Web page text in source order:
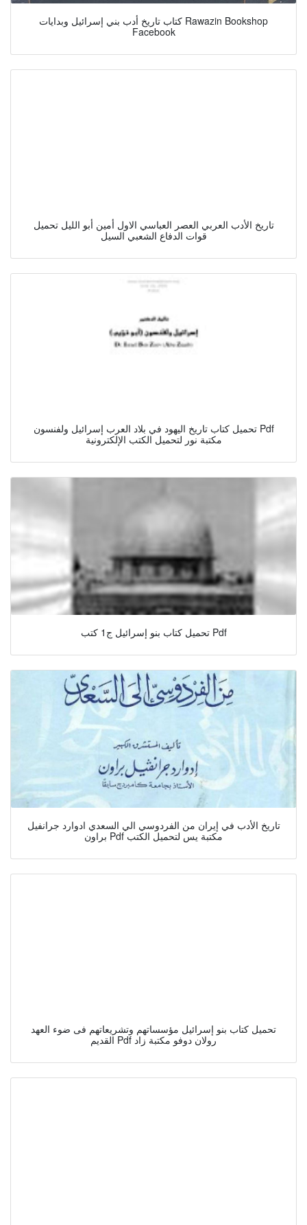
كتاب تاريخ أدب بني إسرائيل وبدايات Rawazin Bookshop
Facebook
تاريخ الأدب العربي العصر العباسي الاول أمين أبو الليل تحميل
قوات الدفاع الشعبي السيل
تحميل كتاب تاريخ اليهود في بلاد العرب إسرائيل ولفنسون Pdf
مكتبة نور لتحميل الكتب الإلكترونية
تحميل كتاب بنو إسرائيل ج1 كتب Pdf
تاريخ الأدب في إيران من الفردوسي الي السعدي ادوارد جرانفيل
براون Pdf مكتبة يس لتحميل الكتب
تحميل كتاب بنو إسرائيل مؤسساتهم وتشريعاتهم فى ضوء العهد
القديم Pdf رولان دوفو مكتبة زاد